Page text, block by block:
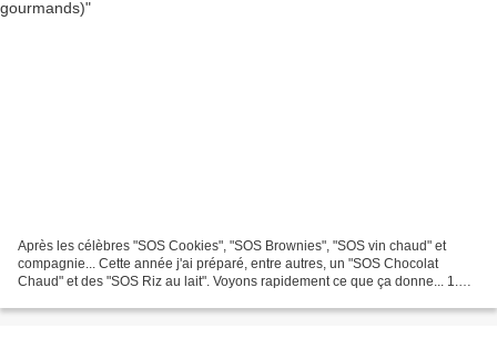
Après les célèbres "SOS Cookies", "SOS Brownies", "SOS vin chaud" et
compagnie... Cette année j'ai préparé, entre autres, un "SOS Chocolat
Chaud" et des "SOS Riz au lait". Voyons rapidement ce que ça donne... 1.